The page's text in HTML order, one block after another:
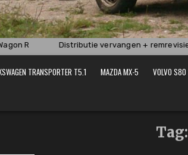
R Distributie vervangen + remrevisie
TRANSPORTER T5.1 MAZDA MX-5 VOLVO
Tag: